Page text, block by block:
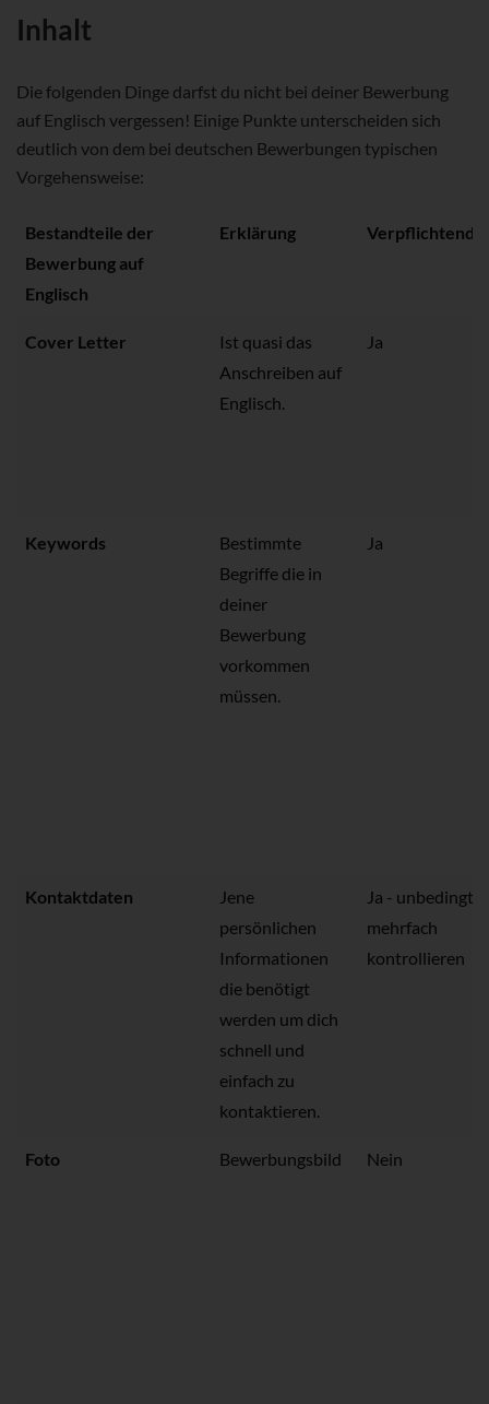
Inhalt
Die folgenden Dinge darfst du nicht bei deiner Bewerbung
auf Englisch vergessen! Einige Punkte unterscheiden sich
deutlich von dem bei deutschen Bewerbungen typischen
Vorgehensweise:
Bestandteile der
Bewerbung auf
Englisch
Erklärung Verpflichtend?
Cover Letter
Ist quasi das
Anschreiben auf
Englisch.
Ja
Keywords
Bestimmte
Begriffe die in
deiner
Bewerbung
vorkommen
müssen.
Ja
Kontaktdaten
Jene
persönlichen
Informationen
die benötigt
werden um dich
schnell und
einfach zu
kontaktieren.
Ja - unbedingt
mehrfach
kontrollieren
Foto Bewerbungsbild Nein